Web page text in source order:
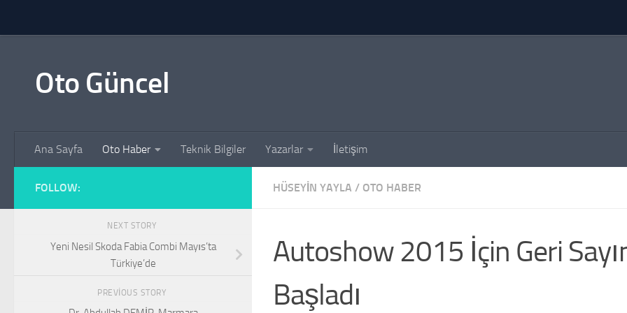
Oto Güncel
Ana Sayfa Oto Haber Teknik Bilgiler Yazarlar İletişim
HÜSEYIN YAYLA / OTO HABER
Autoshow 2015 İçin Geri
Başladı
FOLLOW:
NEXT STORY
Yeni Nesil Skoda Fabia Combi Mayıs’ta
Türkiye’de
PREVIOUS STORY